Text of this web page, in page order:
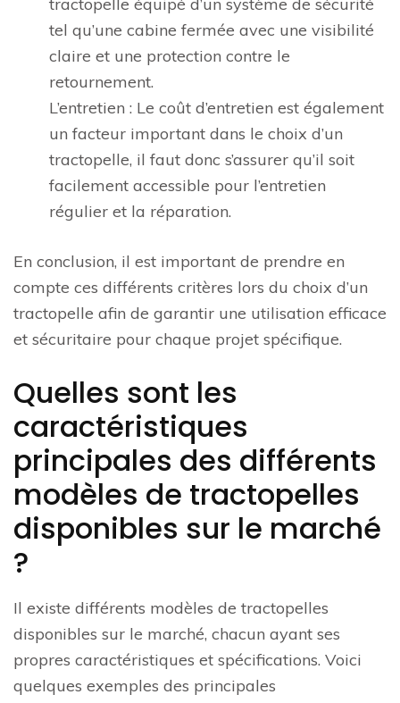
tel qu’une cabine fermée avec une visibilité
claire et une protection contre le
retournement.
L’entretien : Le coût d’entretien est également
un facteur important dans le choix d’un
tractopelle, il faut donc s’assurer qu’il soit
facilement accessible pour l’entretien
régulier et la réparation.
En conclusion, il est important de prendre en
compte ces différents critères lors du choix d’un
tractopelle afin de garantir une utilisation efficace
et sécuritaire pour chaque projet spécifique.
Quelles sont les
caractéristiques
principales des différents
modèles de tractopelles
disponibles sur le marché
?
Il existe différents modèles de tractopelles
disponibles sur le marché, chacun ayant ses
propres caractéristiques et spécifications. Voici
quelques exemples des principales